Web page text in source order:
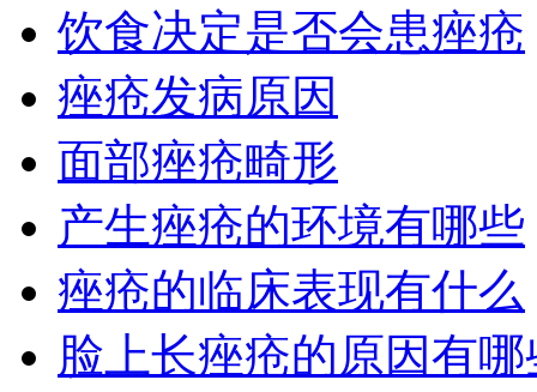
饮食决定是否会患痤疮
痤疮发病原因
面部痤疮畸形
产生痤疮的环境有哪些
痤疮的临床表现有什么
脸上长痤疮的原因有哪